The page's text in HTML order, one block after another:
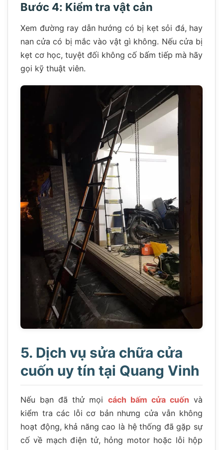
Bước 4: Kiểm tra vật cản
Xem đường ray dẫn hướng có bị kẹt sỏi đá, hay
nan cửa có bị mắc vào vật gì không. Nếu cửa bị
kẹt cơ học, tuyệt đối không cố bấm tiếp mà hãy
gọi kỹ thuật viên.
5. Dịch vụ sửa chữa cửa
cuốn uy tín tại Quang Vinh
Nếu bạn đã thử mọi cách bấm cửa cuốn và
kiểm tra các lỗi cơ bản nhưng cửa vẫn không
hoạt động, khả năng cao là hệ thống đã gặp sự
cố về mạch điện tử, hỏng motor hoặc lỗi hộp